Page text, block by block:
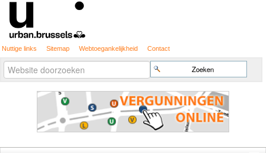
Nuttige links Sitemap Webtoegankelijkheid Contact
Zoek
Geavanceerd
zoeken...